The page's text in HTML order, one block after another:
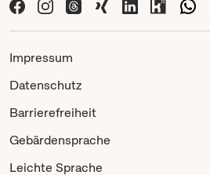
Impressum
Datenschutz
Barrierefreiheit
Gebärdensprache
Leichte Sprache